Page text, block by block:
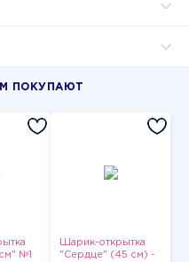
ПОКУПАЮТ
№1
Шарик-открытка
"Сердце" (45 см) -